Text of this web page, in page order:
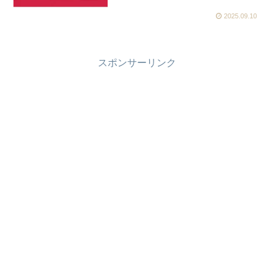
2025.09.10
スポンサーリンク